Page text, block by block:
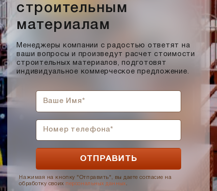
строительным
материалам
Менеджеры компании с радостью ответят на
ваши вопросы и произведут расчет стоимости
строительных материалов, подготовят
индивидуальное коммерческое предложение.
Нажимая на кнопку "Отправить", вы даете согласие на
обработку своих персональных данных